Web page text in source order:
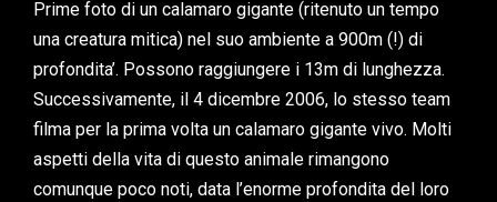
Prime foto di un calamaro gigante (ritenuto un tempo
una creatura mitica) nel suo ambiente a 900m (!) di
profondita’. Possono raggiungere i 13m di lunghezza.
Successivamente, il 4 dicembre 2006, lo stesso team
filma per la prima volta un calamaro gigante vivo. Molti
aspetti della vita di questo animale rimangono
comunque poco noti, data l’enorme profondita del loro